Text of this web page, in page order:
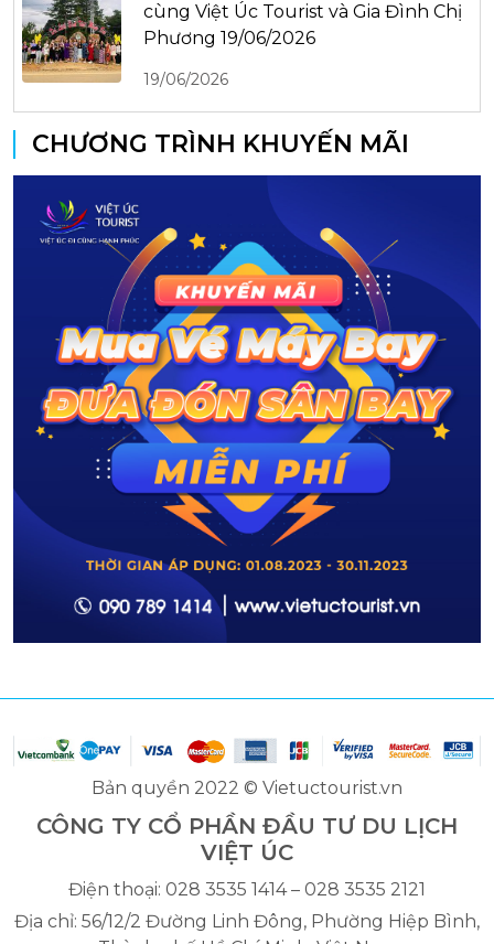
cùng Việt Úc Tourist và Gia Đình Chị
Phương 19/06/2026
19/06/2026
CHƯƠNG TRÌNH KHUYẾN MÃI
Bản quyền 2022 © Vietuctourist.vn
CÔNG TY CỔ PHẦN ĐẦU TƯ DU LỊCH
VIỆT ÚC
Điện thoại: 028 3535 1414 – 028 3535 2121
Địa chỉ: 56/12/2 Đường Linh Đông, Phường Hiệp Bình,